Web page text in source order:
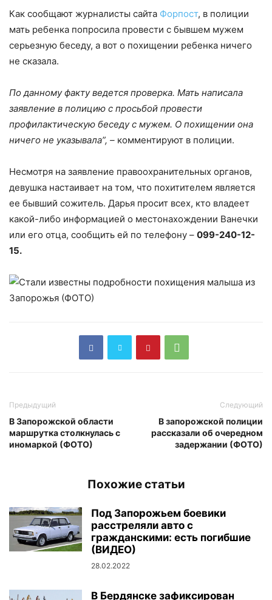
Как сообщают журналисты сайта Форпост, в полиции
мать ребенка попросила провести с бывшем мужем
серьезную беседу, а вот о похищении ребенка ничего
не сказала.
По данному факту ведется проверка. Мать написала
заявление в полицию с просьбой провести
профилактическую беседу с мужем. О похищении она
ничего не указывала”, – комментируют в полиции.
Несмотря на заявление правоохранительных органов,
девушка настаивает на том, что похитителем является
ее бывший сожитель. Дарья просит всех, кто владеет
какой-либо информацией о местонахождении Ванечки
или его отца, сообщить ей по телефону – 099-240-12-
15.
Предыдущий
В Запорожской области
маршрутка столкнулась с
иномаркой (ФОТО)
Следующий
В запорожской полиции
рассказали об очередном
задержании (ФОТО)
Похожие статьи
Под Запорожьем боевики
расстреляли авто с
гражданскими: есть погибшие
(ВИДЕО)
28.02.2022
В Бердянске зафиксирован